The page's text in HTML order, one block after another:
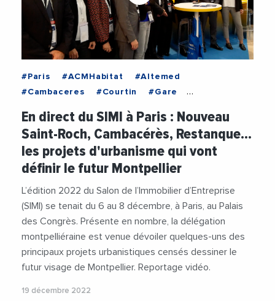
#Paris #ACMHabitat
#Altemed
#Cambaceres
#Courtin
#Gare
#MichaelDelafosse
#MIN
#Montpellier
#Occitanie
#PalaisDesCongres
#SA3M
#SaintRoch
#Salon #SERM
#SIMI
#Taillandier
#Urbanisme #Videos
En direct du SIMI à Paris : Nouveau
Saint-Roch, Cambacérès, Restanque...
les projets d'urbanisme qui vont
définir le futur Montpellier
L’édition 2022 du Salon de l’Immobilier d’Entreprise
(SIMI) se tenait du 6 au 8 décembre, à Paris, au Palais
des Congrès. Présente en nombre, la délégation
montpelliéraine est venue dévoiler quelques-uns des
principaux projets urbanistiques censés dessiner le
futur visage de Montpellier. Reportage vidéo.
19 décembre 2022